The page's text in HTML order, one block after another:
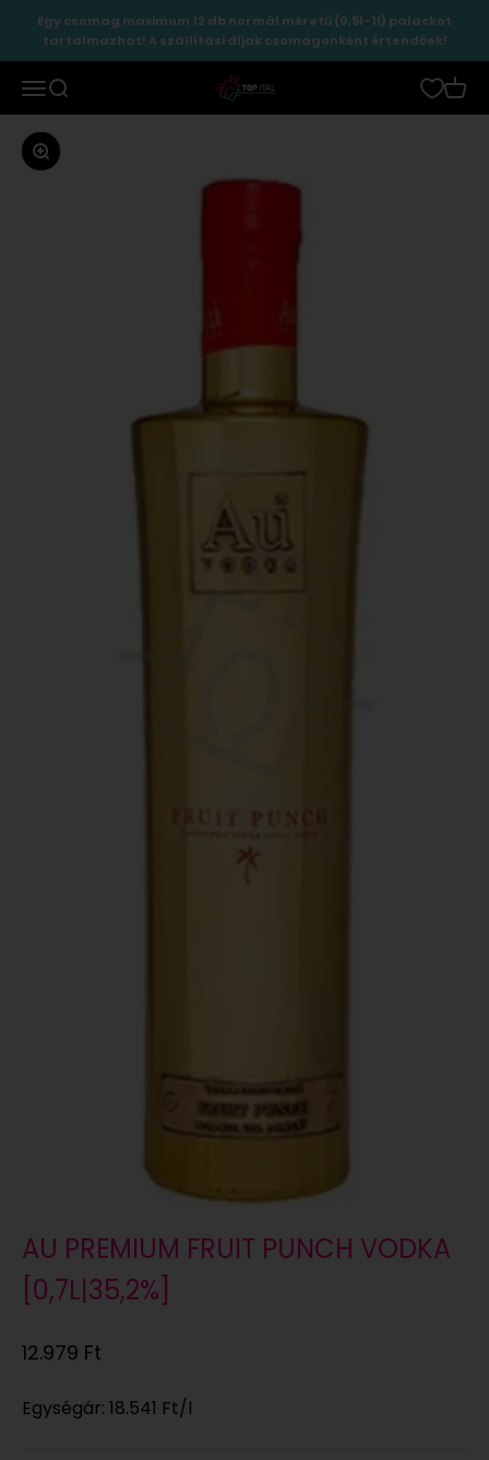
Ugrás a tartalomhoz
Egy csomag maximum 12 db normál méretű (0,5l-1l) palackot
tartalmazhat! A szállítási díjak csomagonként értendőek!
MenüKeresés TopItal Kosár
Zoomolás
AU PREMIUM FRUIT PUNCH VODKA
[0,7L|35,2%]
Eladási ár
12.979 Ft
Egységár: 18.541 Ft/l